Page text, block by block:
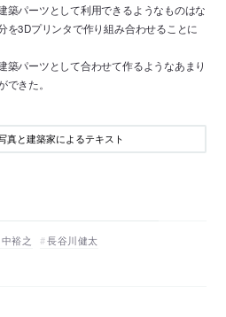
築パーツとして利用できるようなものはな
を3Dプリンタで作り組み合わせることに
築パーツとして合わせて作るようなあまり
きた。
真と建築家によるテキスト
裕之 長谷川健太